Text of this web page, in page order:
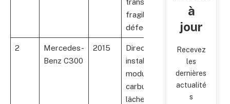
transmission
fragile, freins
défectueux
2
Mercedes-
Benz C300
2015
Direction
instable,
module
carburant
lâche, airbags
11
à
jour
Recevez
les
dernières
actualité
s